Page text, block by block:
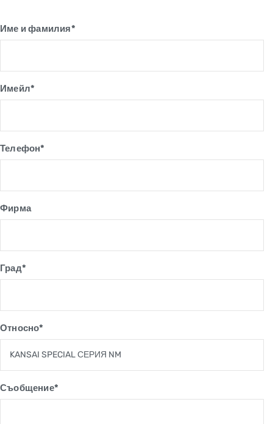
Име и фамилия*
Имейл*
Телефон*
Фирма
Град*
Относно*
Съобщение*